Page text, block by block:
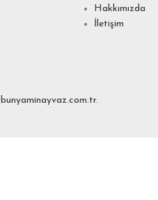
Hakkımızda
İletişim
bunyaminayvaz.com.tr.